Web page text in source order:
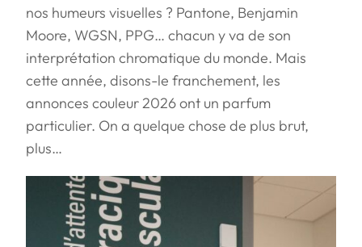
nos humeurs visuelles ? Pantone, Benjamin
Moore, WGSN, PPG… chacun y va de son
interprétation chromatique du monde. Mais
cette année, disons-le franchement, les
annonces couleur 2026 ont un parfum
particulier. On a quelque chose de plus brut,
plus…